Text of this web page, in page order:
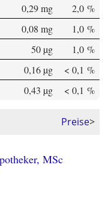
0,29 mg
2,0 %
0,08 mg
1,0 %
50 µg
1,0 %
0,16 µg
< 0,1 %
0,43 µg < 0,1 %
Preise>
MSc